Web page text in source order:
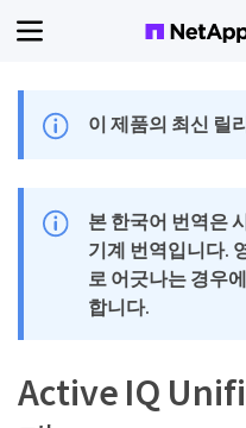
이 제품의 최신 릴
본 한국어 번역은
기계 번역입니다.
로 어긋나는 경우
합니다.
Active IQ